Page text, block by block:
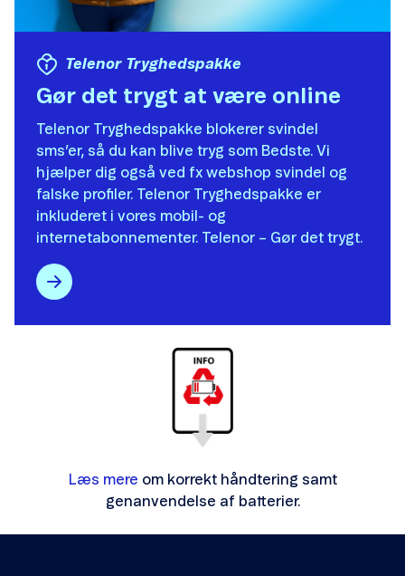
Telenor Tryghedspakke
Gør det trygt at være online
Telenor Tryghedspakke blokerer svindel
sms’er, så du kan blive tryg som Bedste. Vi
hjælper dig også ved fx webshop svindel og
falske profiler. Telenor Tryghedspakke er
inkluderet i vores mobil- og
internetabonnementer. Telenor – Gør det trygt.
Læs mere om korrekt håndtering samt
genanvendelse af batterier.